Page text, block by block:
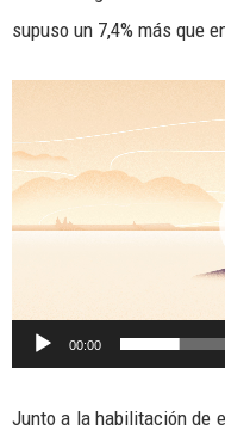
supuso un 7,4% más que
vídeo
00:00
Junto a la habilitación de